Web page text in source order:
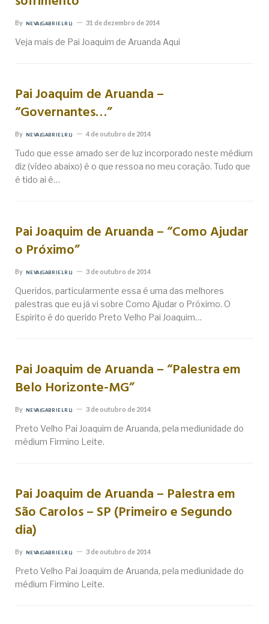
By NEVA (GABRIEL RL) 31 de dezembro de 2014
Veja mais de Pai Joaquim de Aruanda Aqui
Pai Joaquim de Aruanda –
“Governantes…”
By NEVA (GABRIEL RL) 4 de outubro de 2014
Tudo que esse amado ser de luz incorporado neste médium
diz (vídeo abaixo) é o que ressoa no meu coração. Tudo que
é tido ai é…
Pai Joaquim de Aruanda – “Como Ajudar
o Próximo”
By NEVA (GABRIEL RL) 3 de outubro de 2014
Queridos, particularmente essa é uma das melhores
palestras que eu já vi sobre Como Ajudar o Próximo. O
Espirito é do querido Preto Velho Pai Joaquim…
Pai Joaquim de Aruanda – “Palestra em
Belo Horizonte-MG”
By NEVA (GABRIEL RL) 3 de outubro de 2014
Preto Velho Pai Joaquim de Aruanda, pela mediunidade do
médium Firmino Leite.
Pai Joaquim de Aruanda – Palestra em
São Carolos – SP (Primeiro e Segundo
dia)
By NEVA (GABRIEL RL) 3 de outubro de 2014
Preto Velho Pai Joaquim de Aruanda, pela mediunidade do
médium Firmino Leite.